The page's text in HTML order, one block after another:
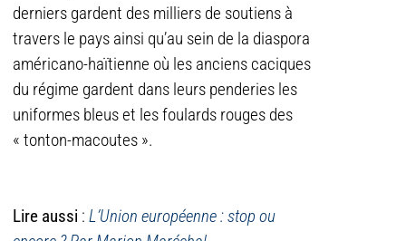
derniers gardent des milliers de soutiens à
travers le pays ainsi qu’au sein de la diaspora
américano-haïtienne où les anciens caciques
du régime gardent dans leurs penderies les
uniformes bleus et les foulards rouges des
« tonton-macoutes ».
Lire aussi : L’Union européenne : stop ou